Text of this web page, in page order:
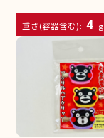
重さ(容器含む): 4 g